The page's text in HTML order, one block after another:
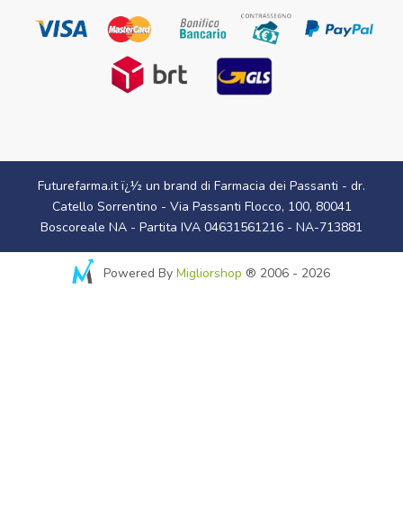
Futurefarma.it ï¿½ un brand di Farmacia dei Passanti - dr.
Catello Sorrentino - Via Passanti Flocco, 100, 80041
Boscoreale NA - Partita IVA 04631561216 - NA-713881
Powered By Migliorshop ® 2006 - 2026